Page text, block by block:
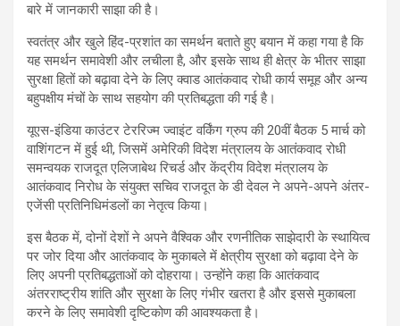
बारे में जानकारी साझा की है।
स्वतंत्र और खुले हिंद-प्रशांत का समर्थन बताते हुए बयान में कहा गया है कि
यह समर्थन समावेशी और लचीला है, और इसके साथ ही क्षेत्र के भीतर साझा
सुरक्षा हितों को बढ़ावा देने के लिए क्वाड आतंकवाद रोधी कार्य समूह और अन्य
बहुपक्षीय मंचों के साथ सहयोग की प्रतिबद्धता की गई है।
यूएस-इंडिया काउंटर टेररिज्म ज्वाइंट वर्किंग ग्रुप की 20वीं बैठक 5 मार्च को
वाशिंगटन में हुई थी, जिसमें अमेरिकी विदेश मंत्रालय के आतंकवाद रोधी
समन्वयक राजदूत एलिजाबेथ रिचर्ड और केंद्रीय विदेश मंत्रालय के
आतंकवाद निरोध के संयुक्त सचिव राजदूत के डी देवल ने अपने-अपने अंतर-
एजेंसी प्रतिनिधिमंडलों का नेतृत्व किया।
इस बैठक में, दोनों देशों ने अपने वैश्विक और रणनीतिक साझेदारी के स्थायित्व
पर जोर दिया और आतंकवाद के मुकाबले में क्षेत्रीय सुरक्षा को बढ़ावा देने के
लिए अपनी प्रतिबद्धताओं को दोहराया। उन्होंने कहा कि आतंकवाद
अंतरराष्ट्रीय शांति और सुरक्षा के लिए गंभीर खतरा है और इससे मुकाबला
करने के लिए समावेशी दृष्टिकोण की आवश्यकता है।